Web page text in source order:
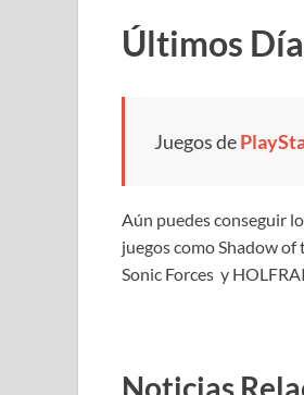
Últimos
Juegos de
Aún puedes conseguir
juegos como Shadow of
Sonic Forces y
Noticias